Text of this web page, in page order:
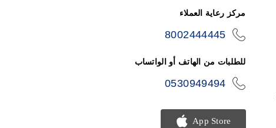
مركز رعاية العملاء
8002444445
للطلبات من الهاتف أو الواتساب
0530949494